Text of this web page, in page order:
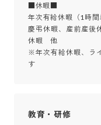
■休暇■
年次有給休暇（1時間
慶弔休暇、産前産後
休暇　他
※年次有給休暇、ラ
す
教育・研修